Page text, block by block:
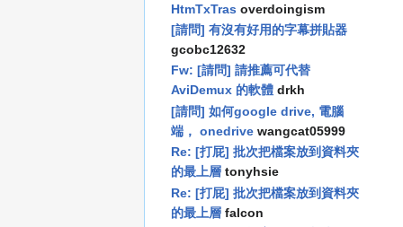
HtmTxTras overdoingism
[請問] 有沒有好用的字幕拼貼器
gcobc12632
Fw: [請問] 請推薦可代替
AviDemux 的軟體 drkh
[請問] 如何google drive, 電腦
端， onedrive wangcat05999
Re: [打屁] 批次把檔案放到資料夾
的最上層 tonyhsie
Re: [打屁] 批次把檔案放到資料夾
的最上層 falcon